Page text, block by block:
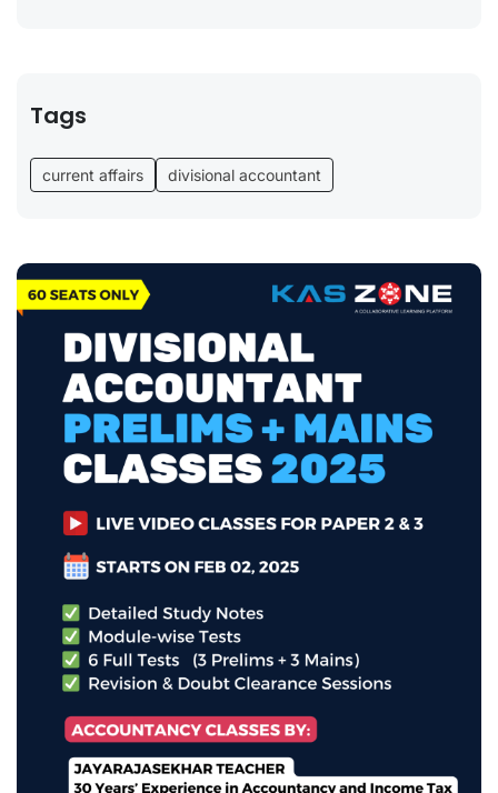
Tags
current affairs divisional accountant